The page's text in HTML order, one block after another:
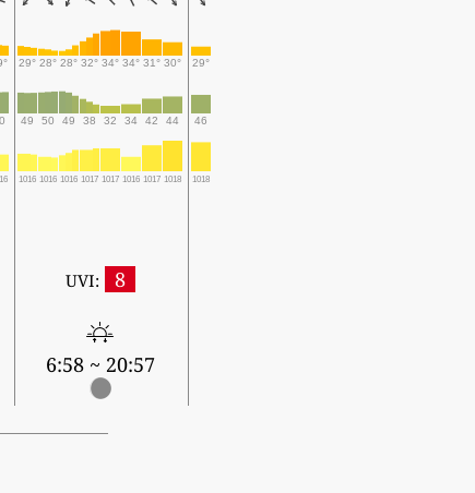
29° 28° 28° 32° 34° 34° 31° 30° 29°
49 50 49 38 32 34 42 44 46
1016 1016 1016 1017 1017 1016 1017 1018 1018
UVI: 8
6:58 ~ 20:57